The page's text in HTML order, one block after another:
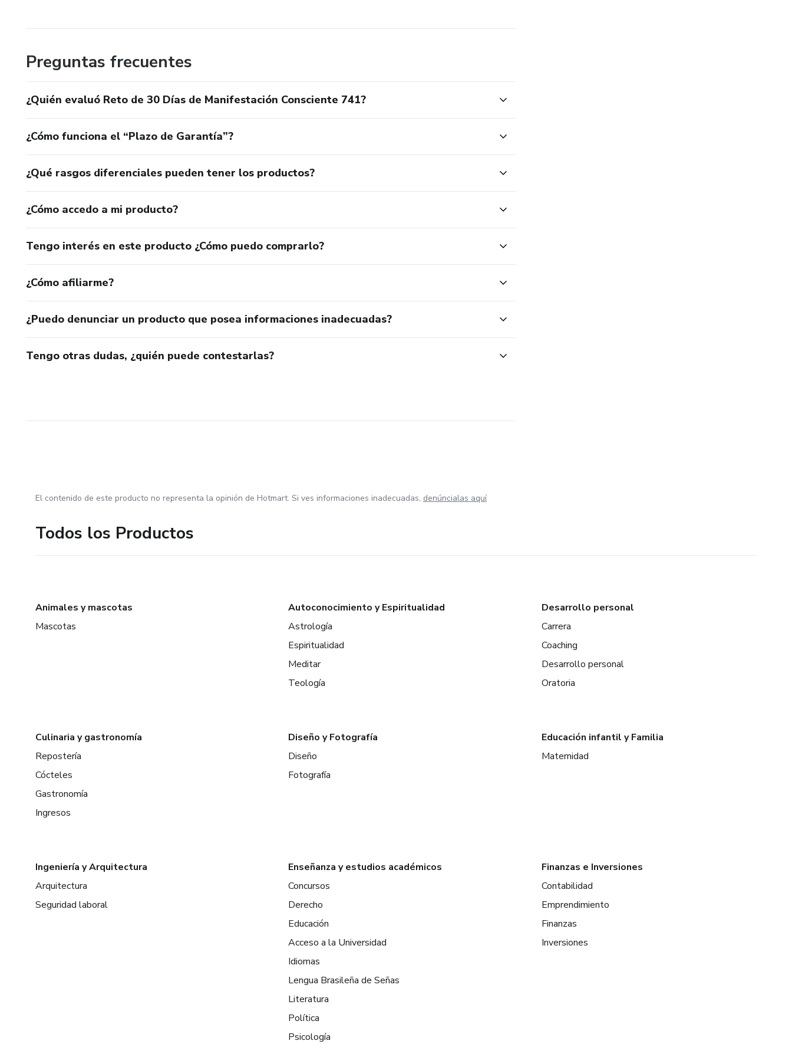
Preguntas frecuentes
¿Quién evaluó Reto de 30 Días de Manifestación Consciente 741?
¿Cómo funciona el “Plazo de Garantía”?
¿Qué rasgos diferenciales pueden tener los productos?
¿Cómo accedo a mi producto?
Tengo interés en este producto ¿Cómo puedo comprarlo?
¿Cómo afiliarme?
¿Puedo denunciar un producto que posea informaciones inadecuadas?
Tengo otras dudas, ¿quién puede contestarlas?
El contenido de este producto no representa la opinión de Hotmart. Si ves informaciones inadecuadas, denúncialas aquí
Todos los Productos
Animales y mascotas
Mascotas
Autoconocimiento y Espiritualidad
Astrología
Espiritualidad
Meditar
Teología
Desarrollo personal
Carrera
Coaching
Desarrollo personal
Oratoria
Culinaria y gastronomía
Repostería
Cócteles
Gastronomía
Ingresos
Diseño y Fotografía
Diseño
Fotografía
Educación infantil y Familia
Maternidad
Ingeniería y Arquitectura
Arquitectura
Seguridad laboral
Enseñanza y estudios académicos
Concursos
Derecho
Educación
Acceso a la Universidad
Idiomas
Lengua Brasileña de Señas
Literatura
Política
Psicología
Finanzas e Inversiones
Contabilidad
Emprendimiento
Finanzas
Inversiones